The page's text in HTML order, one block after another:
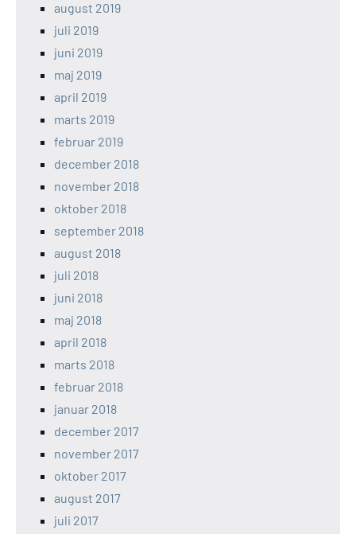
august 2019
juli 2019
juni 2019
maj 2019
april 2019
marts 2019
februar 2019
december 2018
november 2018
oktober 2018
september 2018
august 2018
juli 2018
juni 2018
maj 2018
april 2018
marts 2018
februar 2018
januar 2018
december 2017
november 2017
oktober 2017
august 2017
juli 2017